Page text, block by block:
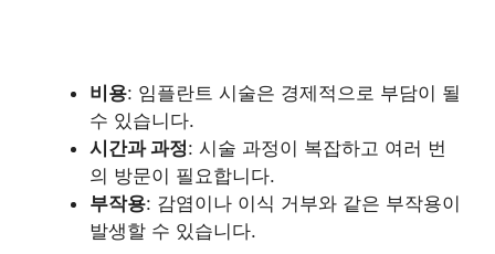
비용: 임플란트 시술은 경제적으로 부담이 될
수 있습니다.
시간과 과정: 시술 과정이 복잡하고 여러 번
의 방문이 필요합니다.
부작용: 감염이나 이식 거부와 같은 부작용이
발생할 수 있습니다.